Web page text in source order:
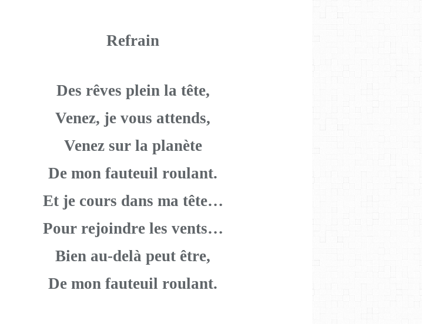
Refrain
Des rêves plein la tête,
Venez, je vous attends,
Venez sur la planète
De mon fauteuil roulant.
Et je cours dans ma tête…
Pour rejoindre les vents…
Bien au-delà peut être,
De mon fauteuil roulant.